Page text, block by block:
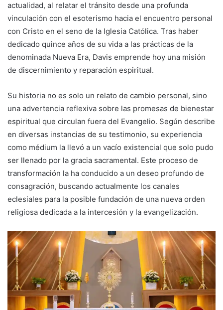
actualidad, al relatar el tránsito desde una profunda
vinculación con el esoterismo hacia el encuentro personal
con Cristo en el seno de la Iglesia Católica. Tras haber
dedicado quince años de su vida a las prácticas de la
denominada Nueva Era, Davis emprende hoy una misión
de discernimiento y reparación espiritual.
Su historia no es solo un relato de cambio personal, sino
una advertencia reflexiva sobre las promesas de bienestar
espiritual que circulan fuera del Evangelio. Según describe
en diversas instancias de su testimonio, su experiencia
como médium la llevó a un vacío existencial que solo pudo
ser llenado por la gracia sacramental. Este proceso de
transformación la ha conducido a un deseo profundo de
consagración, buscando actualmente los canales
eclesiales para la posible fundación de una nueva orden
religiosa dedicada a la intercesión y la evangelización.